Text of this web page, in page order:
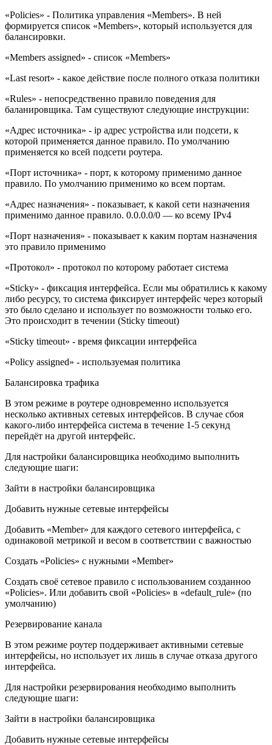
«Policies» - Политика управления «Members». В ней
формируется список «Members», который используется для
балансировки.
«Members assigned» - список «Members»
«Last resort» - какое действие после полного отказа политики
«Rules» - непосредственно правило поведения для
баланировщика. Там существуют следующие инструкции:
«Адрес источника» - ip адрес устройства или подсети, к
которой применяется данное правило. По умолчанию
применяется ко всей подсети роутера.
«Порт источника» - порт, к которому применимо данное
правило. По умолчанию применимо ко всем портам.
«Адрес назначения» - показывает, к какой сети назначения
применимо данное правило. 0.0.0.0/0 — ко всему IPv4
«Порт назначения» - показывает к каким портам назначения
это правило применимо
«Протокол» - протокол по которому работает система
«Sticky» - фиксация интерфейса. Если мы обратились к какому
либо ресурсу, то система фиксирует интерфейс через который
это было сделано и использует по возможности только его.
Это происходит в течении (Sticky timeout)
«Sticky timeout» - время фиксации интерфейса
«Policy assigned» - используемая политика
Балансировка трафика
В этом режиме в роутере одновременно используется
несколько активных сетевых интерфейсов. В случае сбоя
какого-либо интерфейса система в течение 1-5 секунд
перейдёт на другой интерфейс.
Для настройки балансировщика необходимо выполнить
следующие шаги:
Зайти в настройки балансировщика
Добавить нужные сетевые интерфейсы
Добавить «Member» для каждого сетевого интерфейса, с
одинаковой метрикой и весом в соответствии с важностью
Создать «Policies» с нужными «Member»
Создать своё сетевое правило с использованием созданноо
«Policies». Или добавить свой «Policies» в «default_rule» (по
умолчанию)
Резервирование канала
В этом режиме роутер поддерживает активными сетевые
интерфейсы, но использует их лишь в случае отказа другого
интерфейса.
Для настройки резервирования необходимо выполнить
следующие шаги:
Зайти в настройки балансировщика
Добавить нужные сетевые интерфейсы